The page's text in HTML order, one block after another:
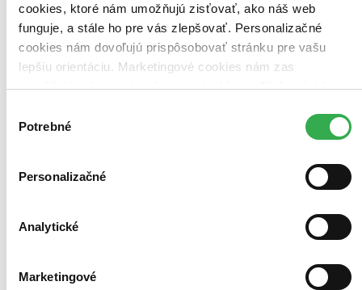
cookies, ktoré nám umožňujú zisťovať, ako náš web
funguje, a stále ho pre vás zlepšovať. Personalizačné
cookies nám dovoľujú prispôsobovať stránku pre vašu
lepšiu orientáciu. Marketingové cookies nám zas
umožňujú zobrazenie relevantnej reklamy. Niektoré údaje
keby sme mohli používať všetky tieto cookies. Ďakujeme!
súhlasu
Potrebné
Personalizačné
Analytické
Marketingové